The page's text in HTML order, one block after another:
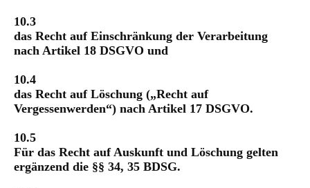
10.3
das Recht auf Einschränkung der Verarbeitung
nach Artikel 18 DSGVO und
10.4
das Recht auf Löschung („Recht auf
Vergessenwerden“) nach Artikel 17 DSGVO.
10.5
Für das Recht auf Auskunft und Löschung gelten
ergänzend die §§ 34, 35 BDSG.